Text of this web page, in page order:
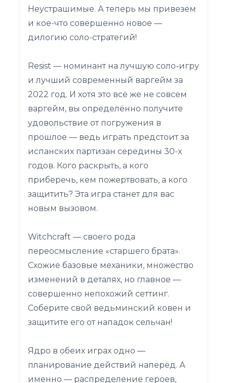
Неустрашимые. А теперь мы привезём
и кое-что совершенно новое —
дилогию соло-стратегий!
Resist — номинант на лучшую соло-игру
и лучший современный варгейм за
2022 год. И хотя это всё же не совсем
варгейм, вы определённо получите
удовольствие от погружения в
прошлое — ведь играть предстоит за
испанских партизан середины 30-х
годов. Кого раскрыть, а кого
приберечь, кем пожертвовать, а кого
защитить? Эта игра станет для вас
новым вызовом.
Witchcraft — своего рода
переосмысление «старшего брата».
Схожие базовые механики, множество
изменений в деталях, но главное —
совершенно непохожий сеттинг.
Соберите свой ведьминский ковен и
защитите его от нападок сельчан!
Ядро в обеих играх одно —
планирование действий наперёд. А
именно — распределение героев,